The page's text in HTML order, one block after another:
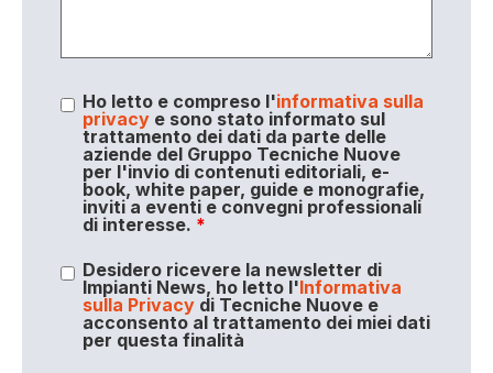
Ho letto e compreso l'informativa sulla
privacye sono stato informato sul
trattamento dei dati da parte delle
aziende del Gruppo Tecniche Nuove
per l'invio di contenuti editoriali, e-
book, white paper, guide e monografie,
inviti a eventi e convegni professionali
di interesse. *
Desidero ricevere la newsletter di
Impianti News, ho letto l'Informativa
sulla Privacydi Tecniche Nuove e
acconsento al trattamento dei miei dati
per questa finalità